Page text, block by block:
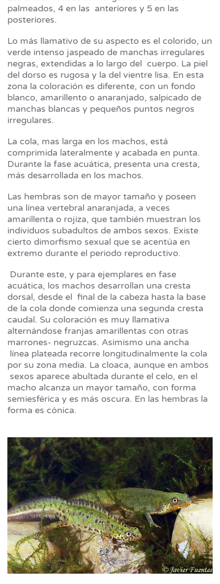
palmeados, 4 en las anteriores y 5 en las
posteriores.
Lo más llamativo de su aspecto es el colorido, un
verde intenso jaspeado de manchas irregulares
negras, extendidas a lo largo del cuerpo. La piel
del dorso es rugosa y la del vientre lisa. En esta
zona la coloración es diferente, con un fondo
blanco, amarillento o anaranjado, salpicado de
manchas blancas y pequeños puntos negros
irregulares.
La cola, mas larga en los machos, está
comprimida lateralmente y acabada en punta.
Durante la fase acuática, presenta una cresta,
más desarrollada en los machos.
Las hembras son de mayor tamaño y poseen
una línea vertebral anaranjada, a veces
amarillenta o rojiza, que también muestran los
individuos subadultos de ambos sexos. Existe
cierto dimorfismo sexual que se acentúa en
extremo durante el periodo reproductivo.
Durante este, y para ejemplares en fase
acuática, los machos desarrollan una cresta
dorsal, desde el final de la cabeza hasta la base
de la cola donde comienza una segunda cresta
caudal. Su coloración es muy llamativa
alternándose franjas amarillentas con otras
marrones- negruzcas. Asimismo una ancha
línea plateada recorre longitudinalmente la cola
por su zona media. La cloaca, aunque en ambos
sexos aparece abultada durante el celo, en el
macho alcanza un mayor tamaño, con forma
semiesférica y es más oscura. En las hembras la
forma es cónica.